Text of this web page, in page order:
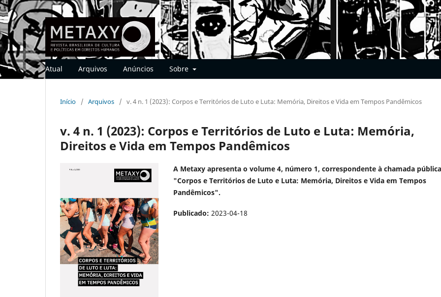
Atual Arquivos Anúncios Sobre
Início / Arquivos / v. 4 n. 1 (2023): Corpos e Territórios de Luto e Luta: Memória, Direitos e Vida em Tempos Pandêmicos
v. 4 n. 1 (2023): Corpos e Territórios de Luto e Luta: Memória,
Direitos e Vida em Tempos Pandêmicos
A Metaxy apresenta o volume 4, número 1, correspondente à chamada
"Corpos e Territórios de Luto e Luta: Memória, Direitos e Vida em Tempos
Pandêmicos".
Publicado: 2023-04-18